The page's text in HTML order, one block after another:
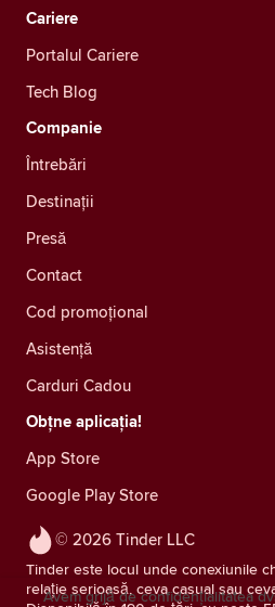
© 2026 Tinder LLC
Tinder este locul unde conexiunile
relație serioasă, ceva casual sau
Cariere
Portalul Cariere
Tech Blog
Companie
Întrebări
Destinații
Presă
Contact
Cod promoțional
Asistență
Carduri Cadou
Obțne aplicația!
App Store
Google Play Store
Avem grijă de confidențialitatea